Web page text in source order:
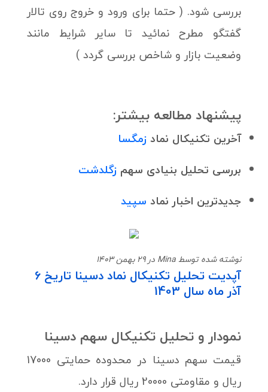
بررسی شود. ( حتما برای ورود و خروج روی تالار
گفتگو مطرح نمائید تا سایر شرایط مانند
وضعیت بازار و شاخص بررسی گردد )
پیشنهاد مطالعه بیشتر:
آخرین تکنیکال نماد زمگسا
بررسی تحلیل بنیادی سهم زگلدشت
جدیدترین اخبار نماد سپید
نوشته شده توسط Mina در 29 بهمن 1403
آپدیت تحلیل تکنیکال نماد دسینا تاریخ 6
آذر ماه سال 1403
نمودار و تحلیل تکنیکال سهم دسینا
قیمت سهم دسینا در محدوده حمایتی 17000
ریال و مقاومتی 20000 ریال قرار دارد.